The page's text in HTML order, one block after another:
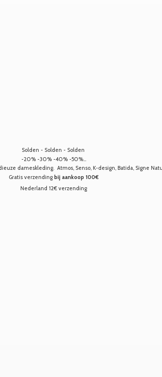
Solden - Solden - Solden
-20% -30% -40% -50%...
dameskleding. Atmos, Senso, K-design, Batida, Signe
Gratis verzending bij aankoop 100€
Nederland 12€ verzending